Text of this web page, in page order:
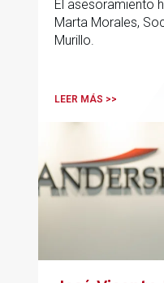
inversores
El asesoramiento
Marta Morales,
Murillo.
LEER MÁS >>